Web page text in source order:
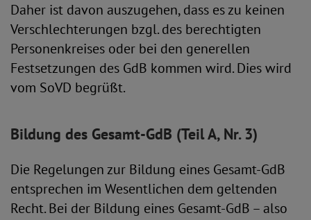
Daher ist davon auszugehen, dass es zu keinen
Verschlechterungen bzgl. des berechtigten
Personenkreises oder bei den generellen
Festsetzungen des GdB kommen wird. Dies wird
vom SoVD begrüßt.
Bildung des Gesamt-GdB (Teil A, Nr. 3)
Die Regelungen zur Bildung eines Gesamt-GdB
entsprechen im Wesentlichen dem geltenden
Recht. Bei der Bildung eines Gesamt-GdB – also